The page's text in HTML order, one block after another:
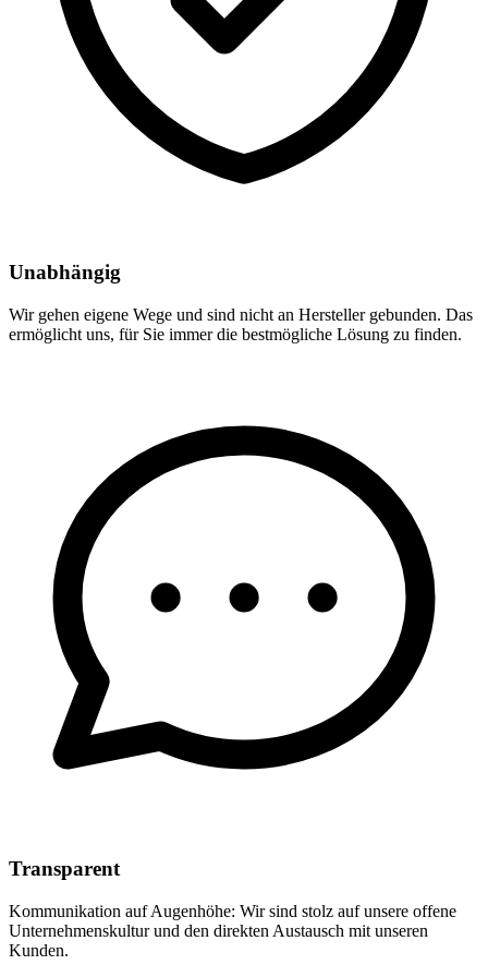
Unabhängig
Wir gehen eigene Wege und sind nicht an Hersteller gebunden. Das
ermöglicht uns, für Sie immer die bestmögliche Lösung zu finden.
Transparent
Kommunikation auf Augenhöhe: Wir sind stolz auf unsere offene
Unternehmenskultur und den direkten Austausch mit unseren
Kunden.